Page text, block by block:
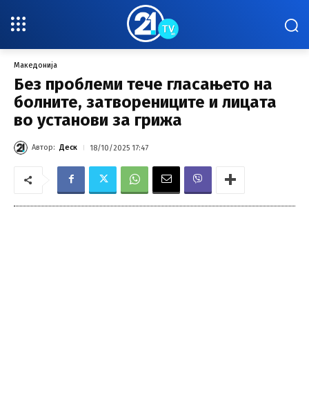
Македонија
Без проблеми тече гласањето на
болните, затворениците и лицата
во установи за грижа
Автор: Деск 18/10/2025 17:47